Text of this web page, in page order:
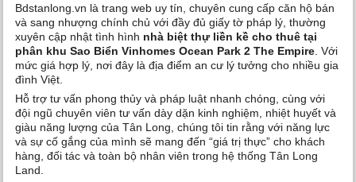
Bdstanlong.vn là trang web uy tín, chuyên cung cấp căn hộ bán
và sang nhượng chính chủ với đầy đủ giấy tờ pháp lý, thường
xuyên cập nhật tình hình nhà biệt thự liền kề cho thuê tại
phân khu Sao Biển Vinhomes Ocean Park 2 The Empire . Với
mức giá hợp lý, nơi đây là địa điểm an cư lý tưởng cho nhiều gia
đình Việt.
Hỗ trợ tư vấn phong thủy và pháp luật nhanh chóng, cùng với
đội ngũ chuyên viên tư vấn dày dặn kinh nghiệm, nhiệt huyết và
giàu năng lượng của Tân Long, chúng tôi tin rằng với năng lực
và sự cố gắng của mình sẽ mang đến “giá trị thực” cho khách
hàng, đối tác và toàn bộ nhân viên trong hệ thống Tân Long
Land.